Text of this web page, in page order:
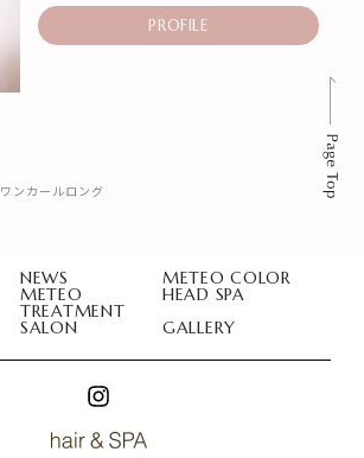
PROFILE
ワンカールロング
NEWS METEO COLOR
METEO
TREATMENT
HEAD SPA
SALON GALLERY
Hair & Spa LauLea (ラウレア)
Hair & Spa LauLea (ラウレア)